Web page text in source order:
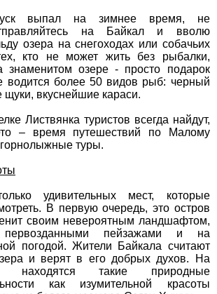
выпал на зимнее время, не
на Байкал и вволю
озера на снегоходах или собачьих
кто не может жить без рыбалки,
знаменитом озере - просто подарок
водится более 50 видов рыб: черный
щуки, вкуснейшие караси.
Листвянка туристов всегда найдут,
– время путешествий по Малому
туры.
удивительных мест, которые
В первую очередь, это остров
своим невероятным ландшафтом,
первозданными пейзажами и на
погодой. Жители Байкала считают
и верят в его добрых духов. На
находятся такие природные
как изумительной красоты